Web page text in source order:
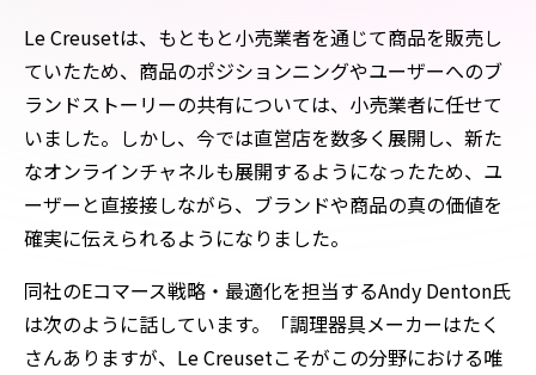
Le Creusetは、もともと小売業者を通じて商品を販売し
ていたため、商品のポジションニングやユーザーへのブ
ランドストーリーの共有については、小売業者に任せて
いました。しかし、今では直営店を数多く展開し、新た
なオンラインチャネルも展開するようになったため、ユ
ーザーと直接接しながら、ブランドや商品の真の価値を
確実に伝えられるようになりました。
同社のEコマース戦略・最適化を担当するAndy Denton氏
は次のように話しています。「調理器具メーカーはたく
さんありますが、Le Creusetこそがこの分野における唯